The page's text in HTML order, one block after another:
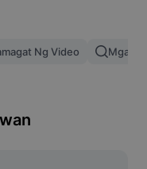
Ng Video Mga